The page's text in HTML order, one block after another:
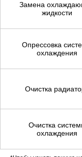
Замена
жидкости
Опрессовка
охлаждения
Очистка
Очистка
охлаждения